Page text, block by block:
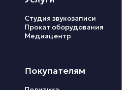
Студия звукозаписи
Прокат оборудования
Медиацентр
Покупателям